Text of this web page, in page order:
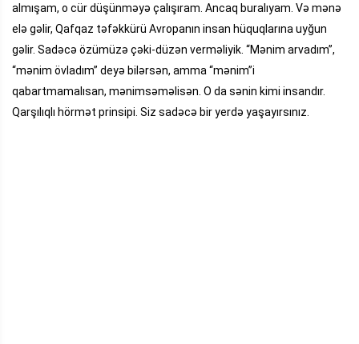
almışam, o cür düşünməyə çalışıram. Ancaq buralıyam. Və mənə
elə gəlir, Qafqaz təfəkkürü Avropanın insan hüquqlarına uyğun
gəlir. Sadəcə özümüzə çəki-düzən verməliyik. “Mənim arvadım”,
“mənim övladım” deyə bilərsən, amma “mənim”i
qabartmamalısan, mənimsəməlisən. O da sənin kimi insandır.
Qarşılıqlı hörmət prinsipi. Siz sadəcə bir yerdə yaşayırsınız.